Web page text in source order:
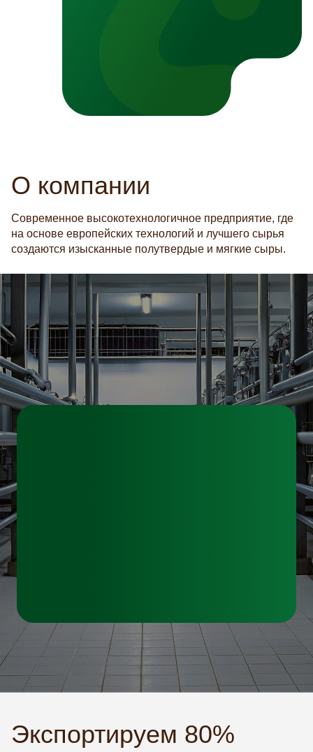
О компании
Современное высокотехнологичное предприятие, где
на основе европейских технологий и лучшего сырья
создаются изысканные полутвердые и мягкие сыры.
Экспортируем 80%